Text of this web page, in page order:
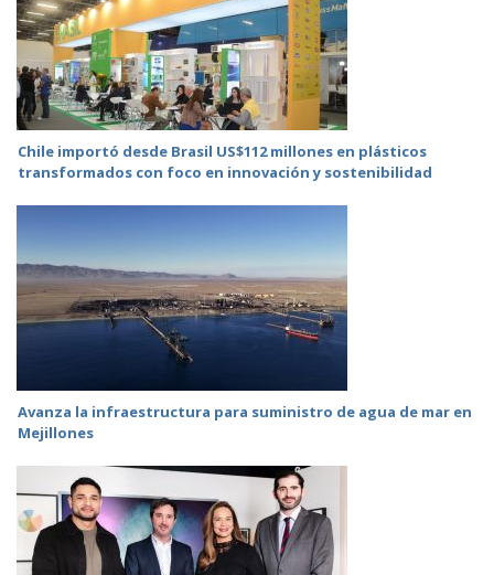
Chile importó desde Brasil US$112 millones en plásticos
transformados con foco en innovación y sostenibilidad
Avanza la infraestructura para suministro de agua de mar en
Mejillones